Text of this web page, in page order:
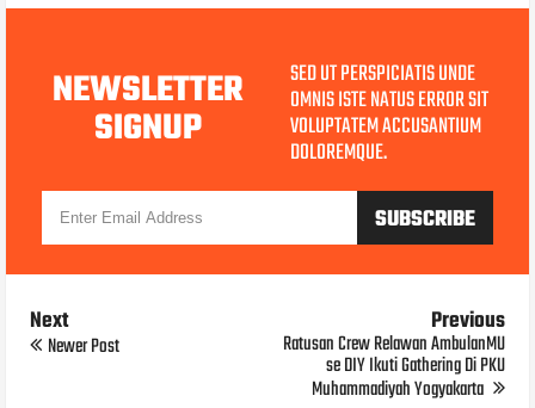
NEWSLETTER
SIGNUP
SED UT PERSPICIATIS UNDE
OMNIS ISTE NATUS ERROR SIT
VOLUPTATEM ACCUSANTIUM
DOLOREMQUE.
Next
Newer Post
Previous
Ratusan Crew Relawan AmbulanMU
se DIY Ikuti Gathering Di PKU
Muhammadiyah Yogyakarta